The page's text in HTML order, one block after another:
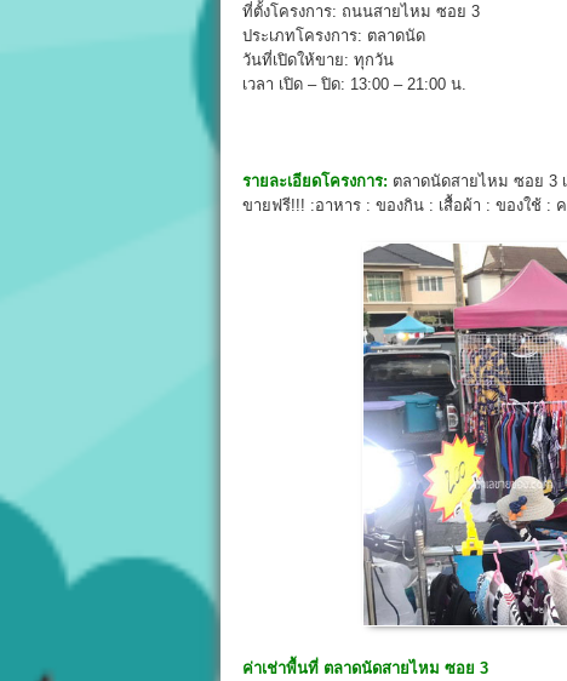
ที่ตั้งโครงการ: ถนนสายไหม ซอย 3
ประเภทโครงการ: ตลาดนัด
วันที่เปิดให้ขาย: ทุกวัน
เวลา เปิด – ปิด: 13:00 – 21:00 น.
รายละเอียดโครงการ: ตลาดนัดสายไหม ซอย 3
ขายฟรี!!! :อาหาร : ของกิน : เสื้อผ้า : ของใช้ :
ค่าเช่าพื้นที่ ตลาดนัดสายไหม ซอย 3